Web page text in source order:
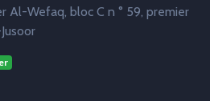
Al-Wefaq, bloc C n ° 59, premier